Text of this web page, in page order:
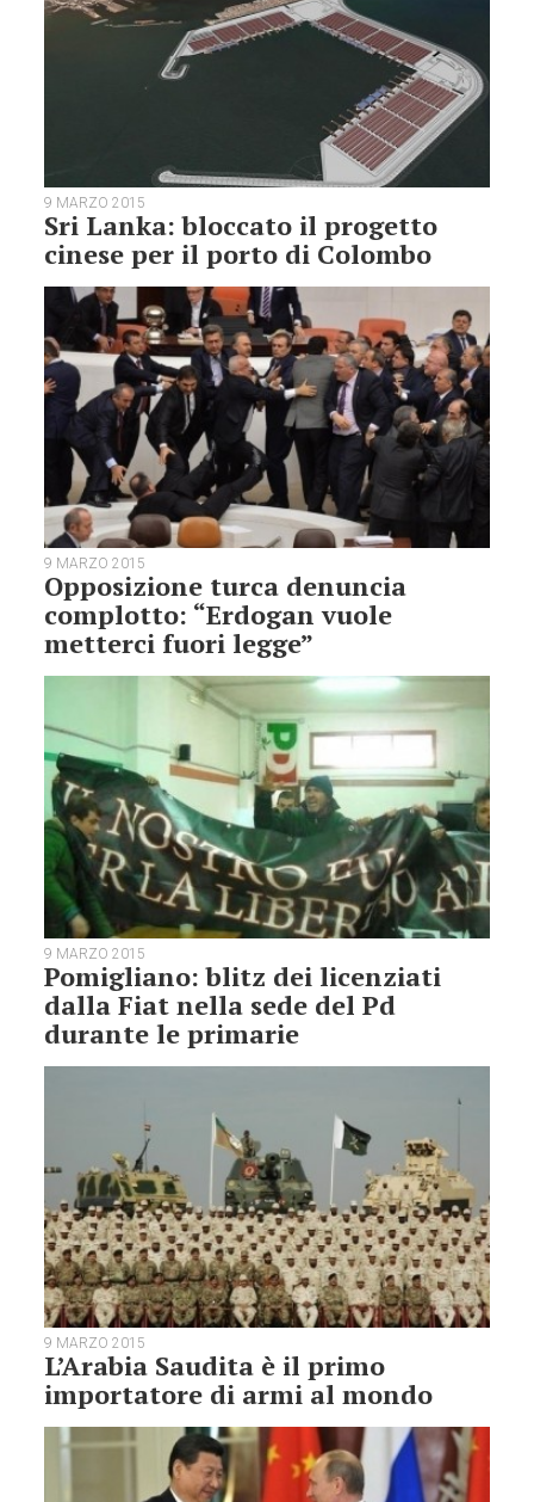
9 MARZO 2015
Sri Lanka: bloccato il progetto
cinese per il porto di Colombo
9 MARZO 2015
Opposizione turca denuncia
complotto: “Erdogan vuole
metterci fuori legge”
9 MARZO 2015
Pomigliano: blitz dei licenziati
dalla Fiat nella sede del Pd
durante le primarie
9 MARZO 2015
L’Arabia Saudita è il primo
importatore di armi al mondo